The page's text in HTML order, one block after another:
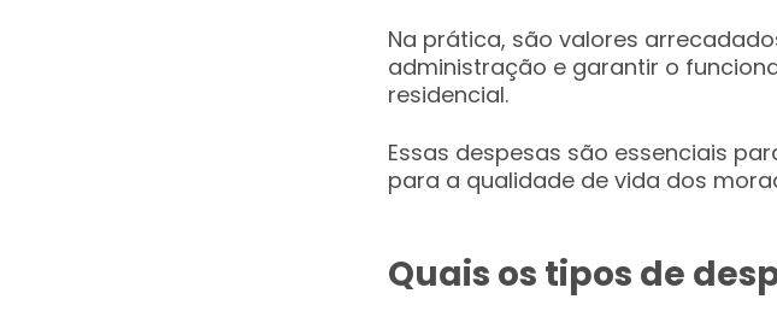
Na prática, são valores
administração e garantir o
residencial.
Essas despesas são essenciais
para a qualidade de vida dos
Quais os tipos de